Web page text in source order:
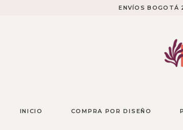
ENVÍOS BOGOTÁ
INICIO COMPRA POR DISEÑO